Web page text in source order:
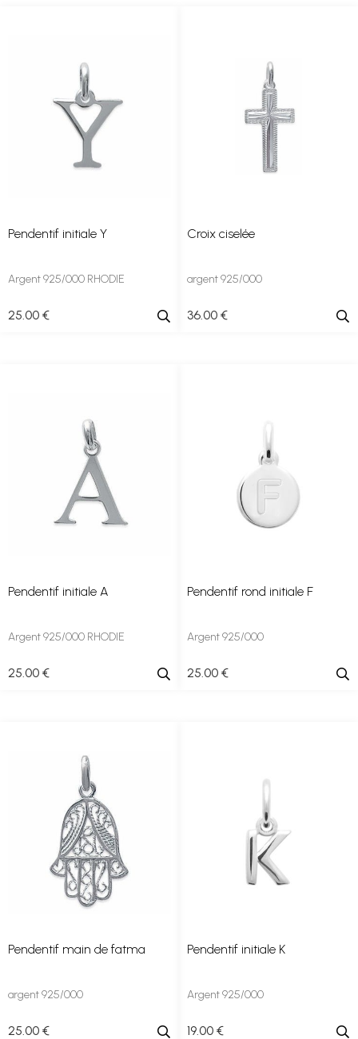
Pendentif initiale Y
Argent 925/000 RHODIE
25.00 €
Croix ciselée
argent 925/000
36.00 €
Pendentif initiale A
Argent 925/000 RHODIE
25.00 €
Pendentif rond initiale F
Argent 925/000
25.00 €
Pendentif main de fatma
argent 925/000
25.00 €
Pendentif initiale K
Argent 925/000
19.00 €